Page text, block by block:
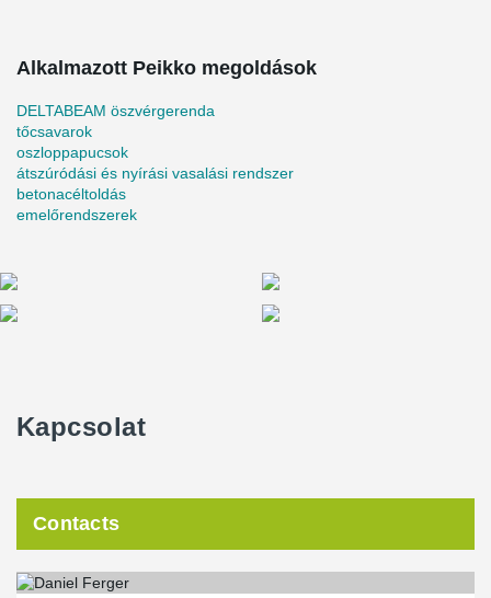
Alkalmazott Peikko megoldások
DELTABEAM öszvérgerenda
tőcsavarok
oszloppapucsok
átszúródási és nyírási vasalási rendszer
betonacéltoldás
emelőrendszerek
Kapcsolat
Contacts